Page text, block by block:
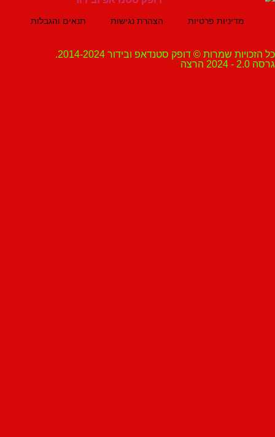
מדיניות פרטיות הצהרת נגישות תנאים והגבלות
שמרות © דופק סטנדאפ ובידור 2014-2024.